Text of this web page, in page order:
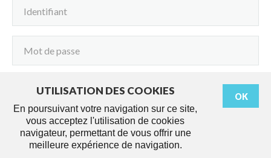
OK
UTILISATION DES COOKIES
En poursuivant votre navigation sur ce site,
vous acceptez l'utilisation de cookies
navigateur, permettant de vous offrir une
meilleure expérience de navigation.